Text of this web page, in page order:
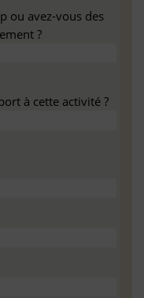
ou avez-vous des
?
à cette activité ?